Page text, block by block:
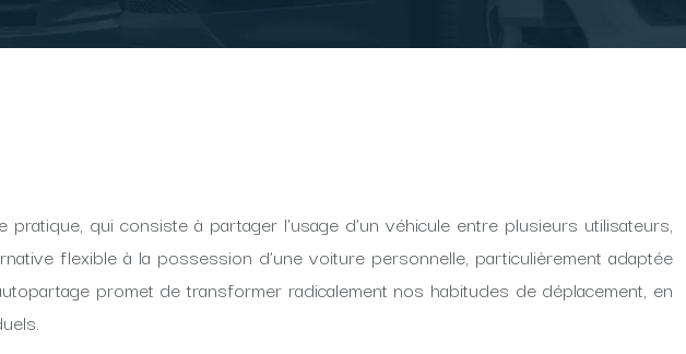
qui consiste à partager l’usage d’un véhicule entre plusieurs utilisateurs,
flexible à la possession d’une voiture personnelle, particulièrement adaptée
promet de transformer radicalement nos habitudes de déplacement, en